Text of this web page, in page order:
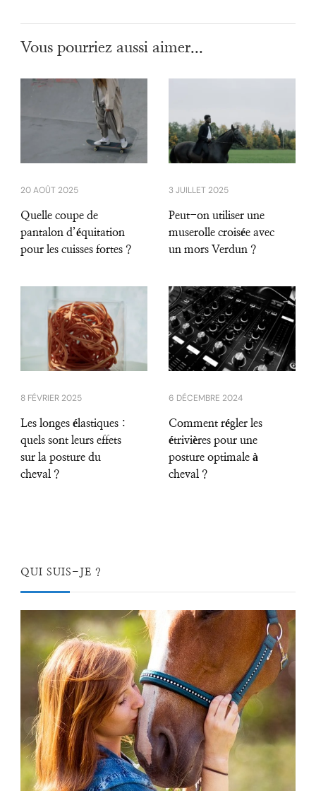
Vous pourriez aussi aimer...
20 AOÛT 2025
Quelle coupe de
pantalon d’équitation
pour les cuisses fortes ?
3 JUILLET 2025
Peut-on utiliser une
muserolle croisée avec
un mors Verdun ?
8 FÉVRIER 2025
Les longes élastiques :
quels sont leurs effets
sur la posture du
cheval ?
6 DÉCEMBRE 2024
Comment régler les
étrivières pour une
posture optimale à
cheval ?
QUI SUIS-JE ?